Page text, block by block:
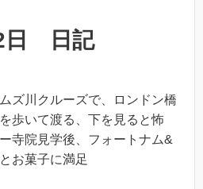
日 日記
ズ川クルーズで、ロンドン橋
歩いて渡る、下を見ると怖
寺院見学後、フォートナム&
お菓子に満足